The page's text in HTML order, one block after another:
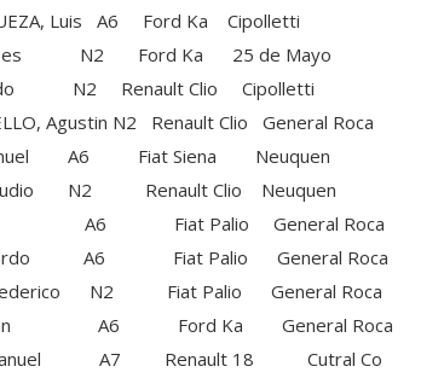
Luis A6 Ford Ka Cipolletti
N2 Ford Ka 25 de Mayo
N2 Renault Clio Cipolletti
Agustin N2 Renault Clio General Roca
A6 Fiat Siena Neuquen
N2 Renault Clio Neuquen
A6 Fiat Palio General Roca
A6 Fiat Palio General Roca
N2 Fiat Palio General Roca
A6 Ford Ka General Roca
A7 Renault 18 Cutral Co